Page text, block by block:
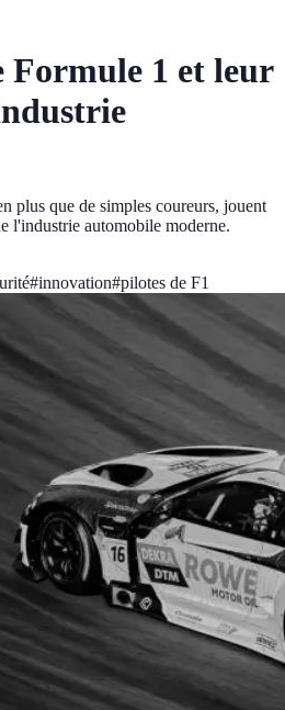
Formule 1 et leur
plus que de simples coureurs, jouent
l'industrie automobile moderne.
#innovation#pilotes de F1